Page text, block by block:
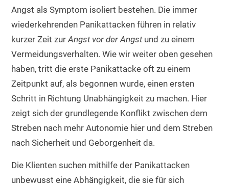
Angst als Symptom isoliert bestehen. Die immer
wiederkehrenden Panikattacken führen in relativ
kurzer Zeit zurAngst vor der Angstund zu einem
Vermeidungsverhalten. Wie wir weiter oben gesehen
haben, tritt die erste Panikattacke oft zu einem
Zeitpunkt auf, als begonnen wurde, einen ersten
Schritt in Richtung Unabhängigkeit zu machen. Hier
zeigt sich der grundlegende Konflikt zwischen dem
Streben nach mehr Autonomie hier und dem Streben
nach Sicherheit und Geborgenheit da.
Die Klienten suchen mithilfe der Panikattacken
unbewusst eine Abhängigkeit, die sie für sich